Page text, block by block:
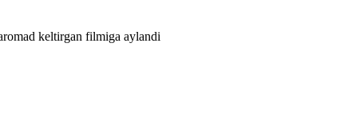
keltirgan filmiga aylandi